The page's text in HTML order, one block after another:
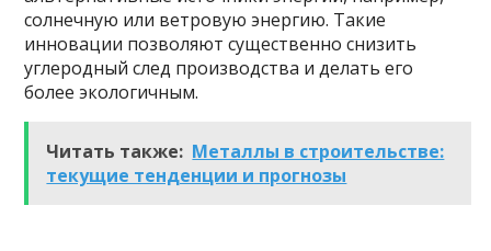
солнечную или ветровую энергию. Такие
инновации позволяют существенно снизить
углеродный след производства и делать его
более экологичным.
Читать также: Металлы в строительстве:
текущие тенденции и прогнозы